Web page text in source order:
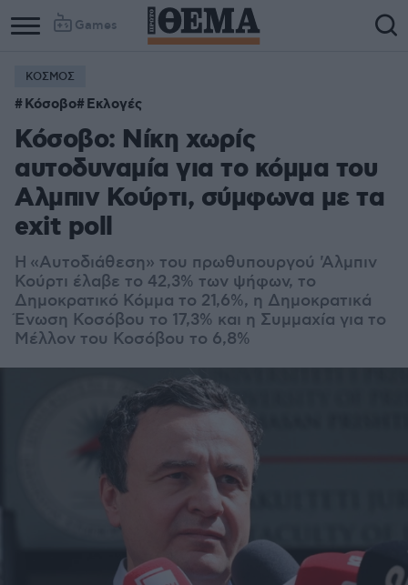
Games
ΚΟΣΜΟΣ
Κόσοβο Εκλογές
Κόσοβο: Νίκη χωρίς
αυτοδυναμία για το κόμμα του
Αλμπιν Κούρτι, σύμφωνα με τα
exit poll
Η «Αυτοδιάθεση» του πρωθυπουργού 'Αλμπιν
Κούρτι έλαβε το 42,3% των ψήφων, το
Δημοκρατικό Κόμμα το 21,6%, η Δημοκρατικά
Ένωση Κοσόβου το 17,3% και η Συμμαχία για το
Μέλλον του Κοσόβου το 6,8%